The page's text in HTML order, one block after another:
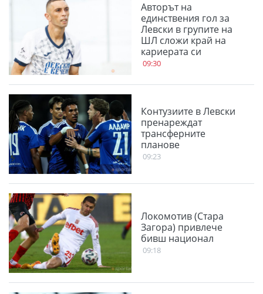
Авторът на
единствения гол за
Левски в групите на
ШЛ сложи край на
кариерата си
09:30
Контузиите в Левски
пренареждат
трансферните
планове
09:23
Локомотив (Стара
Загора) привлече
бивш национал
09:18